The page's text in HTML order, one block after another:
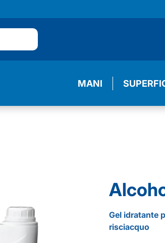
MANI
Gel idratante
risciacquo